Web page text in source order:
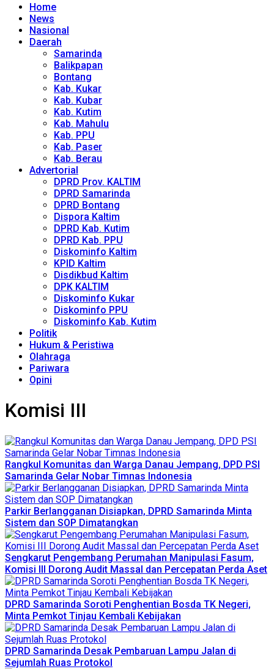
Home
News
Nasional
Daerah
Samarinda
Balikpapan
Bontang
Kab. Kukar
Kab. Kubar
Kab. Kutim
Kab. Mahulu
Kab. PPU
Kab. Paser
Kab. Berau
Advertorial
DPRD Prov. KALTIM
DPRD Samarinda
DPRD Bontang
Dispora Kaltim
DPRD Kab. Kutim
DPRD Kab. PPU
Diskominfo Kaltim
KPID Kaltim
Disdikbud Kaltim
DPK KALTIM
Diskominfo Kukar
Diskominfo PPU
Diskominfo Kab. Kutim
Politik
Hukum & Peristiwa
Olahraga
Pariwara
Opini
Komisi III
Rangkul Komunitas dan Warga Danau Jempang, DPD PSI
Samarinda Gelar Nobar Timnas Indonesia
Parkir Berlangganan Disiapkan, DPRD Samarinda Minta
Sistem dan SOP Dimatangkan
Sengkarut Pengembang Perumahan Manipulasi Fasum,
Komisi III Dorong Audit Massal dan Percepatan Perda Aset
DPRD Samarinda Soroti Penghentian Bosda TK Negeri,
Minta Pemkot Tinjau Kembali Kebijakan
DPRD Samarinda Desak Pembaruan Lampu Jalan di
Sejumlah Ruas Protokol